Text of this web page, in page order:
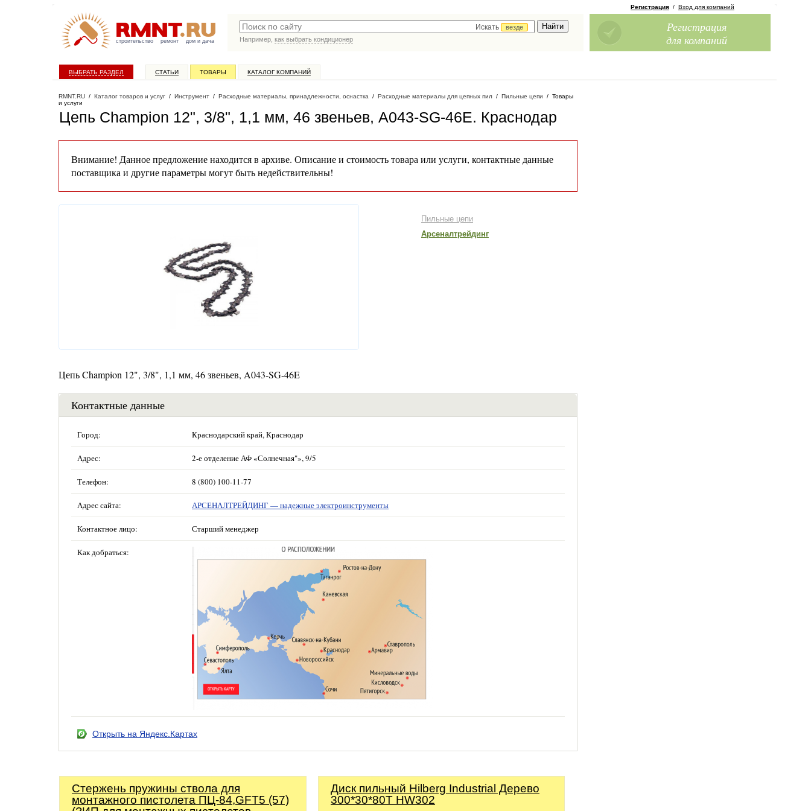
строительство ремонт дом и дача
Искать
везде
Например, как выбрать кондиционер
Регистрация / Вход для компаний
Регистрация
для компаний
ВЫБРАТЬ РАЗДЕЛ СТАТЬИ ТОВАРЫ КАТАЛОГ КОМПАНИЙ
RMNT.RU / Каталог товаров и услуг / Инструмент / Расходные материалы, принадлежности, оснастка / Расходные материалы для цепных пил / Пильные цепи / Товары
и услуги
Цепь Champion 12", 3/8", 1,1 мм, 46 звеньев, A043-SG-46E. Краснодар
Внимание! Данное предложение находится в архиве. Описание и стоимость товара или услуги, контактные данные
поставщика и другие параметры могут быть недействительны!
Пильные цепи
Арсеналтрейдинг
Цепь Champion 12", 3/8", 1,1 мм, 46 звеньев, A043-SG-46E
Контактные данные
Город: Краснодарский край, Краснодар
Адрес: 2-е отделение АФ «Солнечная"», 9/5
Телефон: 8 (800) 100-11-77
Адрес сайта: АРСЕНАЛТРЕЙДИНГ — надежные электроинструменты
Контактное лицо: Старший менеджер
Как добраться:
Открыть на Яндекс.Картах
Стержень пружины ствола для
монтажного пистолета ПЦ-84,GFT5 (57)
Диск пильный Hilberg Industrial Дерево
300*30*80Т HW302